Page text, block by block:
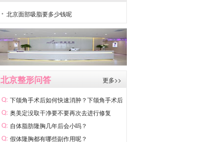
北京面部吸脂要多少钱呢
北京整形问答 更多>>
下颌角手术后如何快速消肿？下颌角手术后
如 奥美定没取干净要不要再次去进行修复
自体脂肪隆胸几年后会小吗？
假体隆胸都有哪些副作用呢？